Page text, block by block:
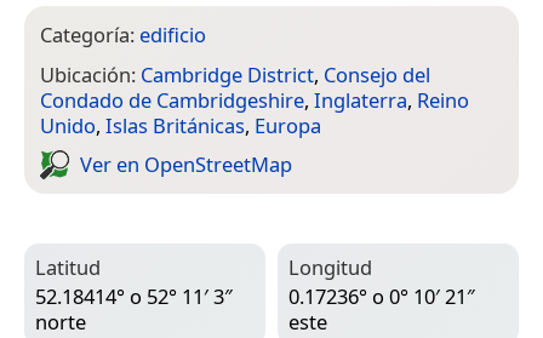
Categoría: edificio
Ubicación: Cambridge District, Consejo del
Condado de Cambridgeshire, Inglaterra, Reino
Unido, Islas Británicas, Europa
Ver en Open­Street­Map
Latitud
52.18414° o 52° 11′ 3″
norte
Longitud
0.17236° o 0° 10′ 21″
este